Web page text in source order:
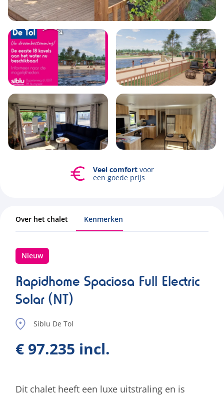
4 1 48m2
Bekijk alle foto's
Veel comfortvoor
een goede prijs
Over het chalet Kenmerken
Nieuw
Rapidhome Spaciosa Full Electric
Solar (NT)
Siblu De Tol
€ 97.235 incl.
Dit chalet heeft een luxe uitstraling en is